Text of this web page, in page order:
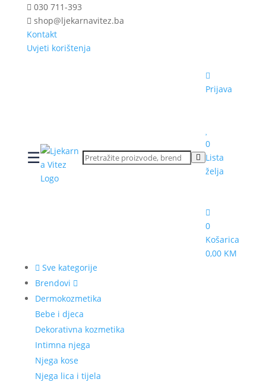
030 711-393
shop@ljekarnavitez.ba
Kontakt
Uvjeti korištenja
☰
Prijava
0
Lista
želja
0
Košarica
0,00 KM
Sve kategorije
Brendovi
Dermokozmetika
Bebe i djeca
Dekorativna kozmetika
Intimna njega
Njega kose
Njega lica i tijela